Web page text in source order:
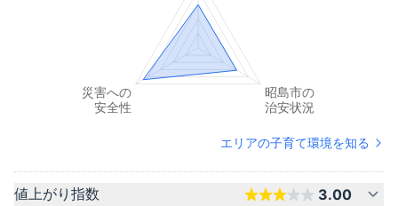
エリアの子育て環境を知る
値上がり指数 3.00